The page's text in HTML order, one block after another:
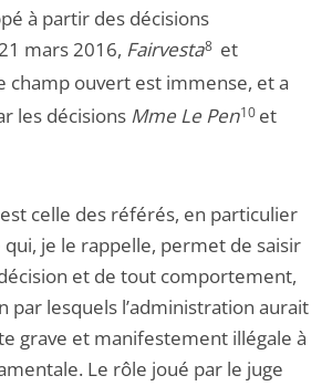
à partir des décisions
mars 2016, Fairvesta8et
champ ouvert est immense, et a
les décisions Mme Le Pen10et
celle des référés, en particulier
je le rappelle, permet de saisir
et de tout comportement,
par lesquels l’administration aurait
grave et manifestement illégale à
Le rôle joué par le juge